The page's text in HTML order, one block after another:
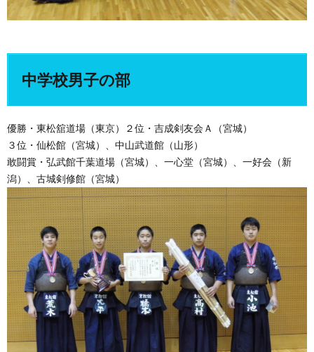
中学校男子の部
優勝・東松舘道場（東京）２位・吉成剣友会Ａ（宮城）
３位・仙松館（宮城）、中山武道館（山形）
敢闘賞・弘武館千葉道場（宮城）、一心堂（宮城）、一好会（新
潟）、古城剣修館（宮城）